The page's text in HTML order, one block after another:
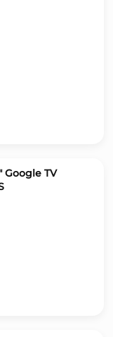
Google TV